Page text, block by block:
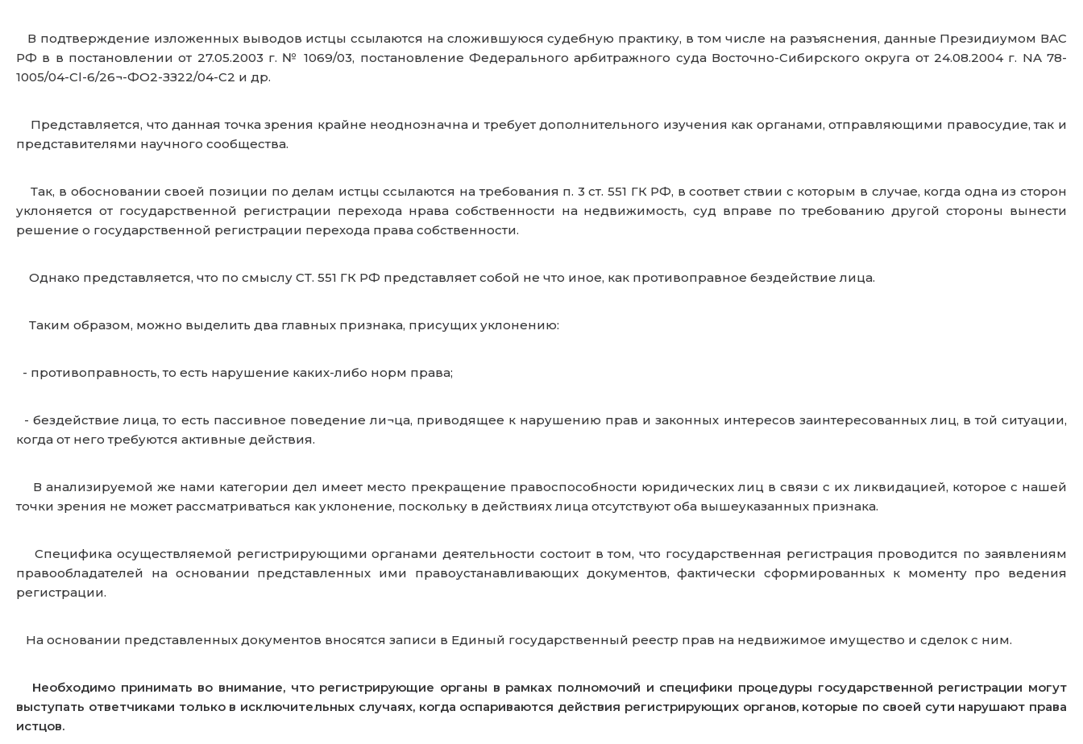
В подтверждение изложенных выводов истцы ссылаются на сложившуюся судебную практику, в том числе на разъяснения, данные Президиумом ВАС
РФ в в постановлении от 27.05.2003 г. № 1069/03, постановление Федерального арбитражного суда Восточно-Сибирского округа от 24.08.2004 г. NA 78-
1005/04-Сl-6/26¬-ФО2-ЗЗ22/04-С2 и др.
Представляется, что данная точка зрения крайне неоднозначна и требует дополнительного изучения как органами, отправляющими правосудие, так и
представителями научного сообщества.
Так, в обосновании своей позиции по делам истцы ссылаются на требования п. 3 ст. 551 ГК РФ, в соответ ствии с которым в случае, когда одна из сторон
уклоняется от государственной регистрации перехода нрава собственности на недвижимость, суд вправе по требованию другой стороны вынести
решение о государственной регистрации перехода права собственности.
Однако представляется, что по смыслу СТ. 551 ГК РФ представляет собой не что иное, как противоправное бездействие лица.
Таким образом, можно выделить два главных признака, присущих уклонению:
- противоправность, то есть нарушение каких-либо норм права;
- бездействие лица, то есть пассивное поведение ли¬ца, приводящее к нарушению прав и законных интересов заинтересованных лиц, в той ситуации,
когда от него требуются активные действия.
В анализируемой же нами категории дел имеет место прекращение правоспособности юридических лиц в связи с их ликвидацией, которое с нашей
точки зрения не может рассматриваться как уклонение, поскольку в действиях лица отсутствуют оба вышеуказанных признака.
Специфика осуществляемой регистрирующими органами деятельности состоит в том, что государственная регистрация проводится по заявлениям
правообладателей на основании представленных ими правоустанавливающих документов, фактически сформированных к моменту про ведения
регистрации.
На основании представленных документов вносятся записи в Единый государственный реестр прав на недвижимое имущество и сделок с ним.
Необходимо принимать во внимание, что регистрирующие органы в рамках полномочий и специфики процедуры государственной регистрации могут
выступать ответчиками только в исключительных случаях, когда оспариваются действия регистрирующих органов, которые по своей сути нарушают права
истцов.